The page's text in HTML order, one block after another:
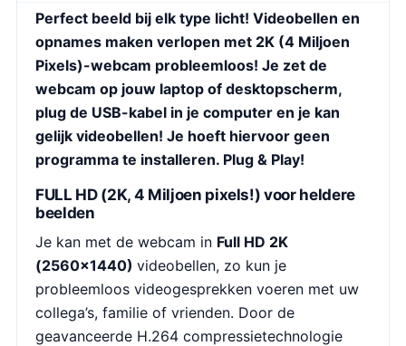
Perfect beeld bij elk type licht! Videobellen en
opnames maken verlopen met 2K (4 Miljoen
Pixels)-webcam probleemloos! Je zet de
webcam op jouw laptop of desktopscherm,
plug de USB-kabel in je computer en je kan
gelijk videobellen! Je hoeft hiervoor geen
programma te installeren. Plug & Play!
FULL HD (2K, 4 Miljoen pixels!) voor heldere
beelden
Je kan met de webcam in Full HD 2K
(2560×1440) videobellen, zo kun je
probleemloos videogesprekken voeren met uw
collega’s, familie of vrienden. Door de
geavanceerde H.264 compressietechnologie